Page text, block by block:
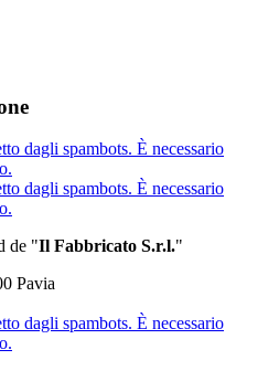
dagli spambots. È necessario
dagli spambots. È necessario
de "Il Fabbricato S.r.l."
Pavia
dagli spambots. È necessario